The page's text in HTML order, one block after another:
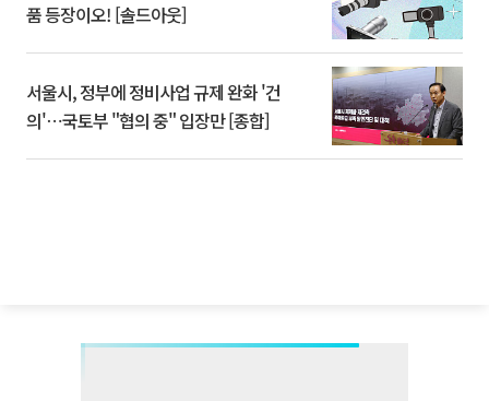
품 등장이오! [솔드아웃]
서울시, 정부에 정비사업 규제 완화 '건
의'⋯국토부 "협의 중" 입장만 [종합]